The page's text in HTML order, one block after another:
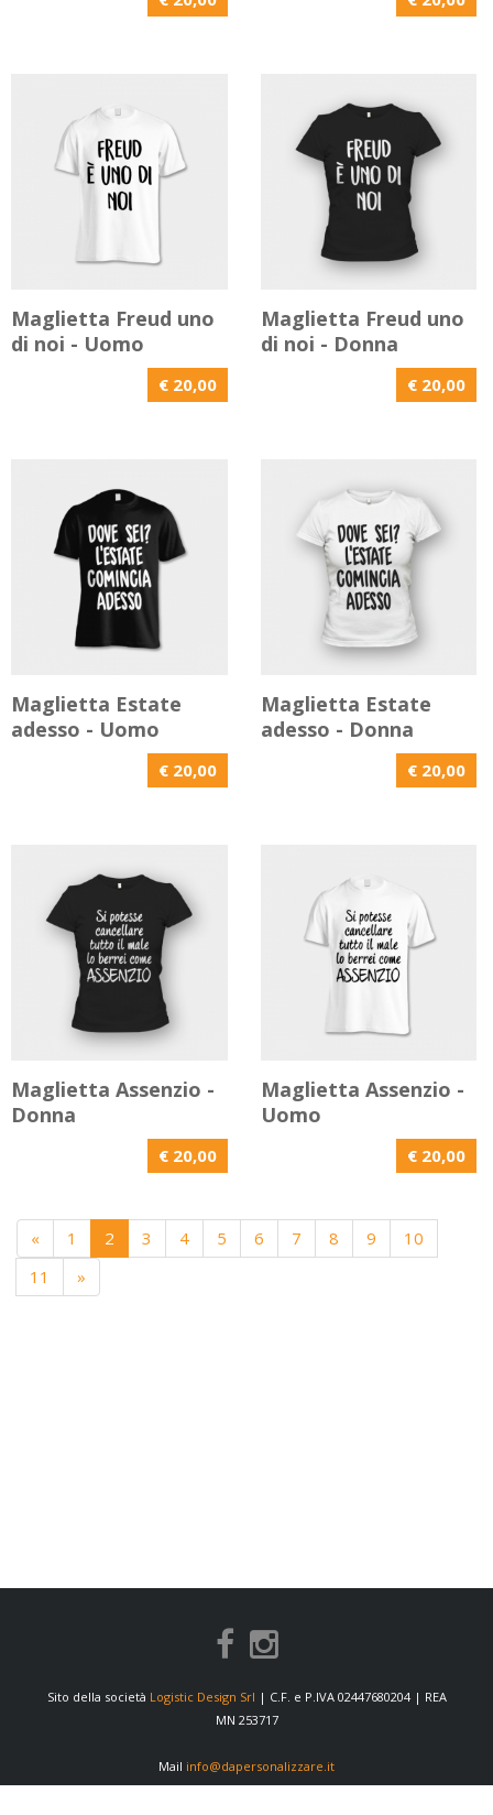
Maglietta Freud uno
di noi - Uomo
€ 20,00
Maglietta Freud uno
di noi - Donna
€ 20,00
Maglietta Estate
adesso - Uomo
€ 20,00
Maglietta Estate
adesso - Donna
€ 20,00
Maglietta Assenzio -
Donna
€ 20,00
Maglietta Assenzio -
Uomo
€ 20,00
« 1 2 3 4 5 6 7 8 9
10
11
»
Sito della società Logistic Design Srl | C.F. e P.IVA 02447680204 | REA
MN 253717
Mail info@dapersonalizzare.it